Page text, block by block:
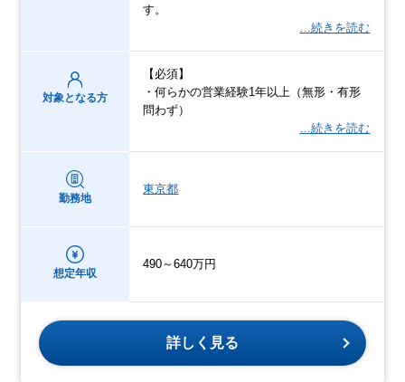
す。
…続きを読む
対象となる方
【必須】
・何らかの営業経験1年以上（無形・有形
問わず）
…続きを読む
勤務地
東京都
想定年収
490～640万円
詳しく見る